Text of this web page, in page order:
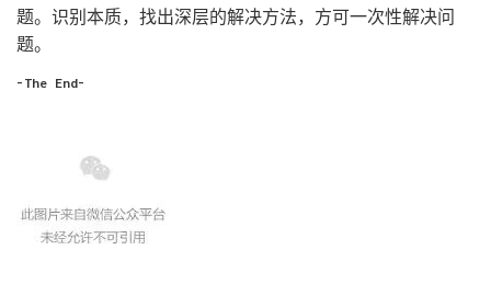
题。识别本质，找出深层的解决方法，方可一次性解决问
题。
-The End-